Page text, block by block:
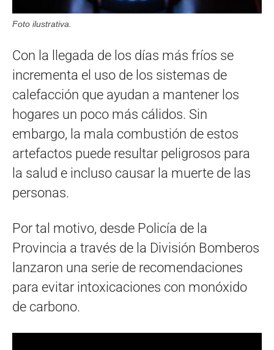
Foto ilustrativa.
Con la llegada de los días más fríos se
incrementa el uso de los sistemas de
calefacción que ayudan a mantener los
hogares un poco más cálidos. Sin
embargo, la mala combustión de estos
artefactos puede resultar peligrosos para
la salud e incluso causar la muerte de las
personas.
Por tal motivo, desde Policía de la
Provincia a través de la División Bomberos
lanzaron una serie de recomendaciones
para evitar intoxicaciones con monóxido
de carbono.